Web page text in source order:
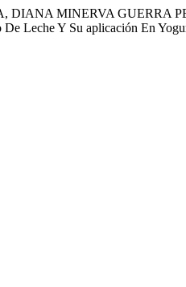
MINERVA GUERRA
Leche Y Su aplicación En